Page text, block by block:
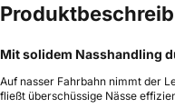
Mit solidem Nasshandling
Auf nasser Fahrbahn nimmt der
fließt überschüssige Nässe